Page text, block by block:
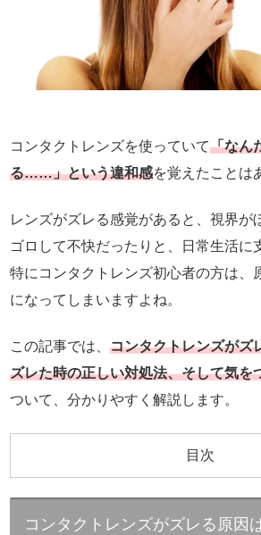
コンタクトレンズを使っていて「なん
る……」という違和感を覚えたことは
レンズがズレる感覚があると、視界が
ゴロして不快だったりと、日常生活に
特にコンタクトレンズ初心者の方は、
になってしまいますよね。
この記事では、 コンタクトレンズがズ
ズレた時の正しい対処法、そして気を
ついて、分かりやすく解説します。
目次
コンタクトレンズがズレる原因